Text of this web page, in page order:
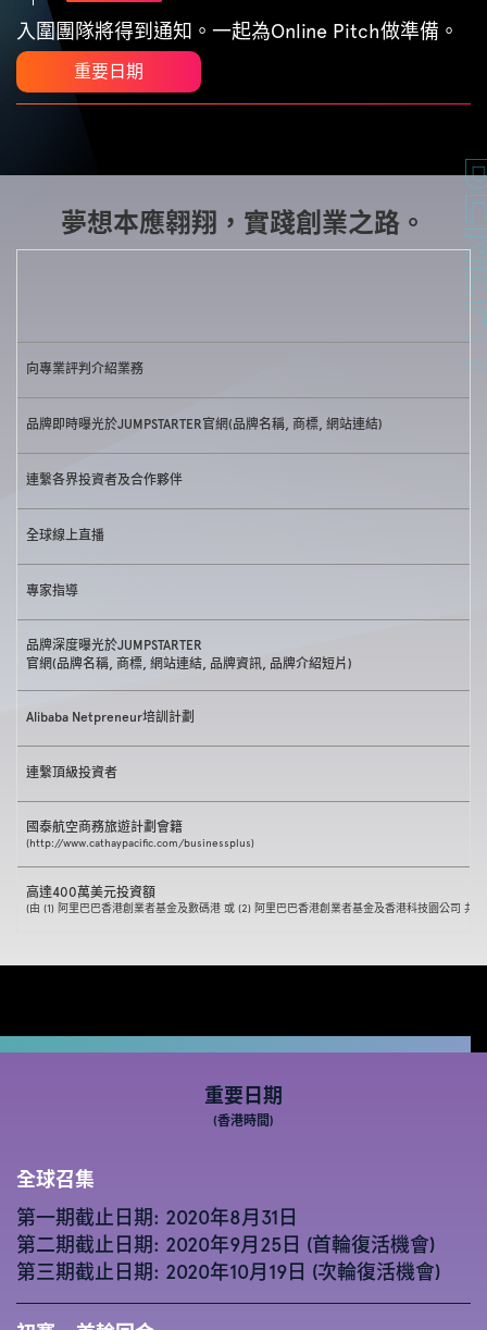
入圍團隊將得到通知。一起為Online Pitch做準備。
重要日期
夢想本應翱翔，實踐創業之路。
向專業評判介紹業務
品牌即時曝光於JUMPSTARTER官網(品牌名稱, 商標, 網站連結)
連繫各界投資者及合作夥伴
全球線上直播
專家指導
品牌深度曝光於JUMPSTARTER
官網(品牌名稱, 商標, 網站連結, 品牌資訊, 品牌介紹短片)
Alibaba Netpreneur培訓計劃
連繫頂級投資者
國泰航空商務旅遊計劃會籍
(http://www.cathaypacific.com/businessplus)
高達400萬美元投資額
(由 (1) 阿里巴巴香港創業者基金及數碼港 或 (2) 阿里巴巴香港創業者基金及香港科技園公司 共
重要日期
(香港時間)
全球召集
第一期截止日期: 2020年8月31日
第二期截止日期: 2020年9月25日 (首輪復活機會)
第三期截止日期: 2020年10月19日 (次輪復活機會)